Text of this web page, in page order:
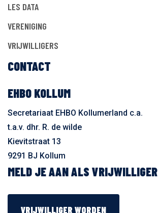
LES DATA
VERENIGING
VRIJWILLIGERS
CONTACT
EHBO KOLLUM
Secretariaat EHBO Kollumerland c.a.
t.a.v. dhr. R. de wilde
Kievitstraat 13
9291 BJ Kollum
MELD JE AAN ALS VRIJWILLIGER
VRIJWILLIGER WORDEN